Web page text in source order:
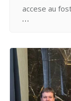
accese au
instalate
peretelui
faptul că